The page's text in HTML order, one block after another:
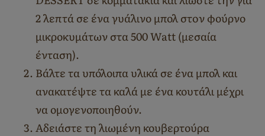
2 λεπτά σε ένα γυάλινο μπολ στoν φούρνο
μικροκυμάτων στα 500 Watt (μεσαία
ένταση).
Βάλτε τα υπόλοιπα υλικά σε ένα μπολ και
ανακατέψτε τα καλά με ένα κουτάλι μέχρι
να ομογενοποιηθούν.
Αδειάστε τη λιωμένη κουβερτούρα